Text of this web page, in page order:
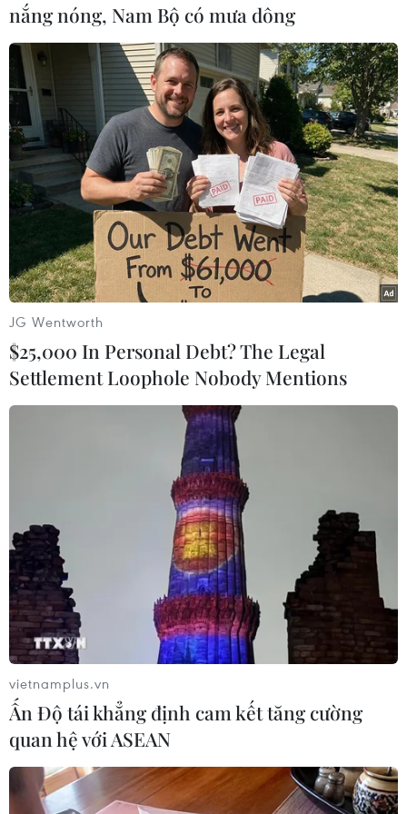
#Điều hòa #Colombia
#FARC
#Thỏa thuận ngừng bắn
#Vũ khí
#Twitter
#Không quân Colombia
Theo dõi VietnamPlus
Chính phủ Colombia và FARC công bố
thỏa thuận hòa bình mới
nắng nóng, Nam Bộ có mưa dông
JG Wentworth
$25,000 In Personal Debt? The Legal
Settlement Loophole Nobody Mentions
vietnamplus.vn
Ấn Độ tái khẳng định cam kết tăng cường
quan hệ với ASEAN